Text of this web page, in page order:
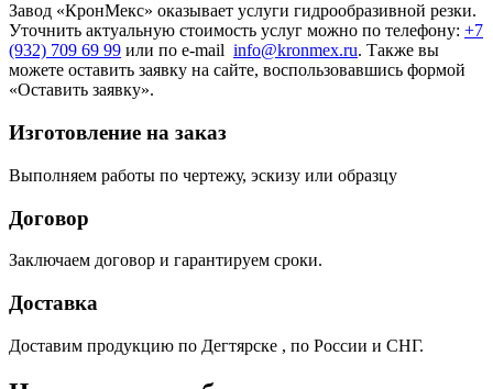
Завод «КронМекс» оказывает услуги гидрообразивной резки.
Уточнить актуальную стоимость услуг можно по телефону: +7
(932) 709 69 99 или по e-mail info@kronmex.ru. Также вы
можете оставить заявку на сайте, воспользовавшись формой
«Оставить заявку».
Изготовление на заказ
Выполняем работы по чертежу, эскизу или образцу
Договор
Заключаем договор и гарантируем сроки.
Доставка
Доставим продукцию по Дегтярске , по России и СНГ.